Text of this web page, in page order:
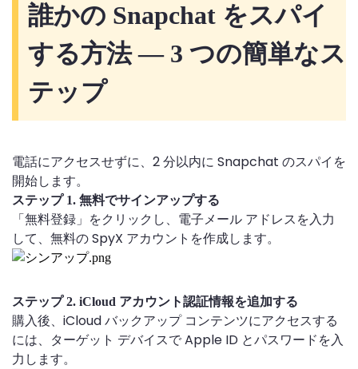
誰かの Snapchat をスパイ
する方法 — 3 つの簡単なス
テップ
電話にアクセスせずに、2 分以内に Snapchat のスパイを
開始します。
ステップ 1. 無料でサインアップする
「無料登録」をクリックし、電子メール アドレスを入力
して、無料の SpyX アカウントを作成します。
ステップ 2. iCloud アカウント認証情報を追加する
購入後、iCloud バックアップ コンテンツにアクセスする
には、ターゲット デバイスで Apple ID とパスワードを入
力します。